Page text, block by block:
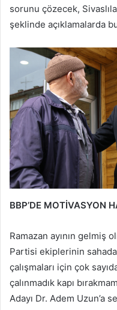
sorunu çözecek,
şeklinde açıklamalarda
BBP’DE MOTİVASYON
Ramazan ayının gelmiş
Partisi ekiplerinin
çalışmaları için çok
çalınmadık kapı
Adayı Dr. Adem Uzun’a